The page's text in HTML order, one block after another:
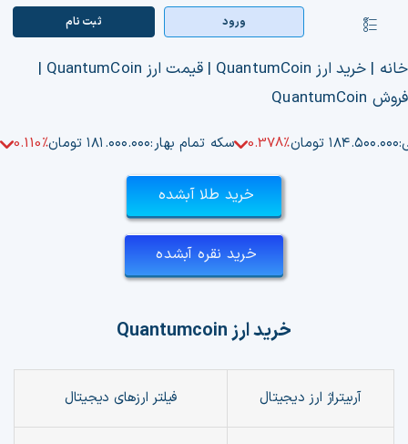
content
کنترلر
صفحه‌بندی
صفحه اصلی
بازار ارزها
تابلوخوانی ارزهای دیجیتال
کوین مارکت کپ
ورود ثبت‌ نام
خانه |
خرید ارز QuantumCoin | قیمت ارز QuantumCoin |
فروش QuantumCoin
۱۸۴.۵۰۰.۰۰۰ تومان 0.378% سکه تمام بهار:۱۸۱.۰۰۰.۰۰۰ تومان 0.110%
خرید طلا آبشده
خرید نقره آبشده
خرید ارزQuantumcoin
آربیتراژ ارز دیجیتال فیلتر ارزهای دیجیتال